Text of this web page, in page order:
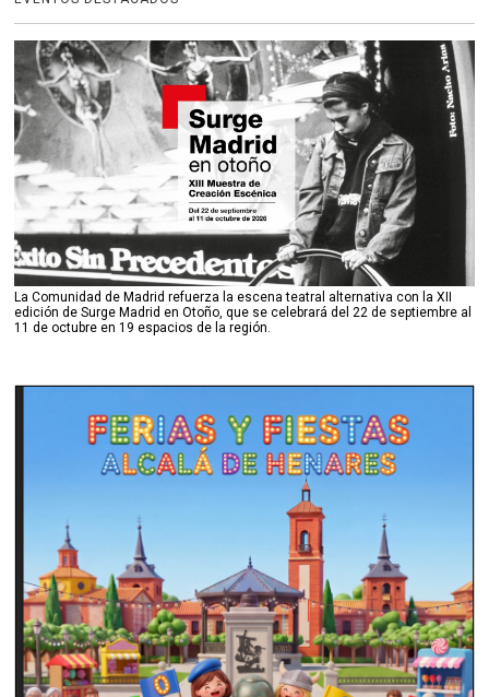
La Comunidad de Madrid refuerza la escena teatral alternativa con la XII
edición de Surge Madrid en Otoño, que se celebrará del 22 de septiembre al
11 de octubre en 19 espacios de la región.